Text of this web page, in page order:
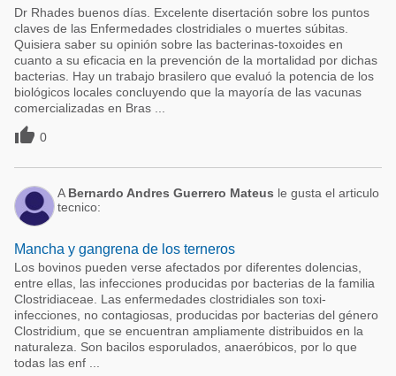
Dr Rhades buenos días. Excelente disertación sobre los puntos
claves de las Enfermedades clostridiales o muertes súbitas.
Quisiera saber su opinión sobre las bacterinas-toxoides en
cuanto a su eficacia en la prevención de la mortalidad por dichas
bacterias. Hay un trabajo brasilero que evaluó la potencia de los
biológicos locales concluyendo que la mayoría de las vacunas
comercializadas en Bras ...
 0
A Bernardo Andres Guerrero Mateus le gusta el articulo
tecnico:
Mancha y gangrena de los terneros
Los bovinos pueden verse afectados por diferentes dolencias,
entre ellas, las infecciones producidas por bacterias de la familia
Clostridiaceae. Las enfermedades clostridiales son toxi-
infecciones, no contagiosas, producidas por bacterias del género
Clostridium, que se encuentran ampliamente distribuidos en la
naturaleza. Son bacilos esporulados, anaeróbicos, por lo que
todas las enf ...